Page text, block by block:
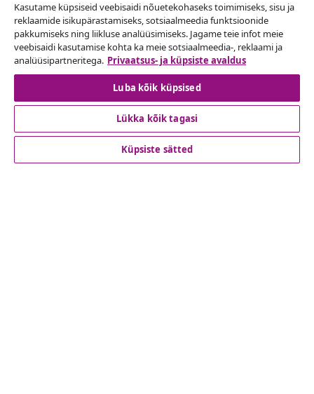
Lepingust taganemine
Esita oma tellimuse kohta tagastamissoov.
Lepingust taganemine
Klienditeenindus
Kasutame küpsiseid veebisaidi nõuetekohaseks toimimiseks, sisu ja
reklaamide isikupärastamiseks, sotsiaalmeedia funktsioonide
pakkumiseks ning liikluse analüüsimiseks. Jagame teie infot meie
veebisaidi kasutamise kohta ka meie sotsiaalmeedia-, reklaami ja
analüüsipartneritega. Privaatsus- ja küpsiste avaldus
Luba kõik küpsised
Lükka kõik tagasi
Küpsiste sätted